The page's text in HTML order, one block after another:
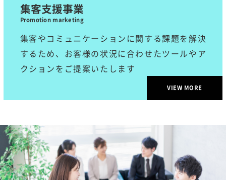
集客支援事業
Promotion marketing
集客やコミュニケーションに関する課題を解決
するため、お客様の状況に合わせたツールやア
クションをご提案いたします
VIEW MORE